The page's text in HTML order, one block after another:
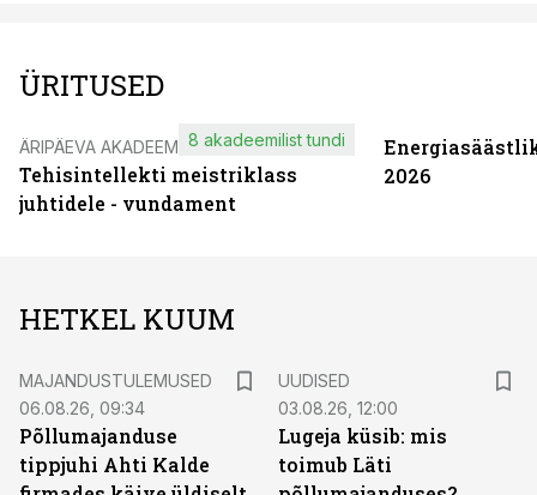
ÜRITUSED
ÄRIPÄEVA AKADEEMIA
Tehisintellekti meistriklass
juhtidele - vundament
8 akadeemilist tundi
2026
HETKEL KUUM
MAJANDUSTULEMUSED
06.08.26, 09:34
Põllumajanduse
tippjuhi Ahti Kalde
UUDISED
03.08.26, 12:00
Lugeja küsib: mis
toimub Läti